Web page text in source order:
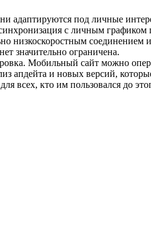
под личные
с личным
низкоскоростным
значительно ограничена.
Мобильный сайт можно
и новых версий,
всех, кто им пользовался до